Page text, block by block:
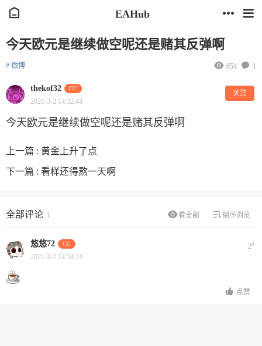
EAHub
今天欧元是继续做空呢还是赌其反弹啊
# 微博 1
854
thekof32 CC
2021-3-2 14:32:44
关注
今天欧元是继续做空呢还是赌其反弹啊
上一篇 : 黄金上升了点
下一篇 : 看样还得熬一天啊
看全部 倒序浏览
全部评论 1
悠悠72 CC 2#
2021-3-2 14:58:53
点赞